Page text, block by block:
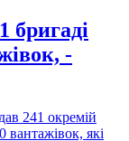
бригаді
-
241 окремій
вантажівок, які